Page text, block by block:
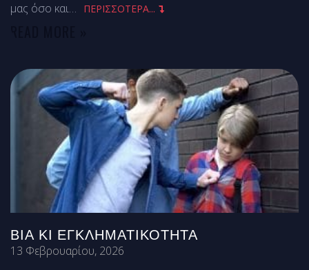
μας όσο και… ΠΕΡΙΣΣΟΤΕΡΑ...
ΒΙΑ ΚΙ ΕΓΚΛΗΜΑΤΙΚΟΤΗΤΑ
13 Φεβρουαρίου, 2026